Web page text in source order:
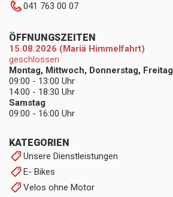
041 763 00 07
KATEGORIEN
Unsere Dienstleistungen
E- Bikes
Velos ohne Motor
ÖFFNUNGSZEITEN
15.08.2026 (Mariä Himmelfahrt)
geschlossen
Montag, Mittwoch, Donnerstag, Freitag
09:00 - 13:00 Uhr
14:00 - 18:30 Uhr
Samstag
09:00 - 16:00 Uhr